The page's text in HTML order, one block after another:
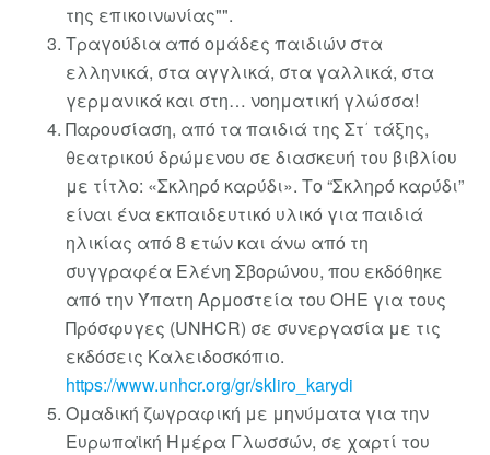
της επικοινωνίας"".
Τραγούδια από ομάδες παιδιών στα
ελληνικά, στα αγγλικά, στα γαλλικά, στα
γερμανικά και στη… νοηματική γλώσσα!
Παρουσίαση, από τα παιδιά της Στ΄ τάξης,
θεατρικού δρώμενου σε διασκευή του βιβλίου
με τίτλο: «Σκληρό καρύδι». Το “Σκληρό καρύδι”
είναι ένα εκπαιδευτικό υλικό για παιδιά
ηλικίας από 8 ετών και άνω από τη
συγγραφέα Ελένη Σβορώνου, που εκδόθηκε
από την Ύπατη Αρμοστεία του ΟΗΕ για τους
Πρόσφυγες (UNHCR) σε συνεργασία με τις
εκδόσεις Καλειδοσκόπιο.
https://www.unhcr.org/gr/skliro_karydi
Ομαδική ζωγραφική με μηνύματα για την
Ευρωπαϊκή Ημέρα Γλωσσών, σε χαρτί του